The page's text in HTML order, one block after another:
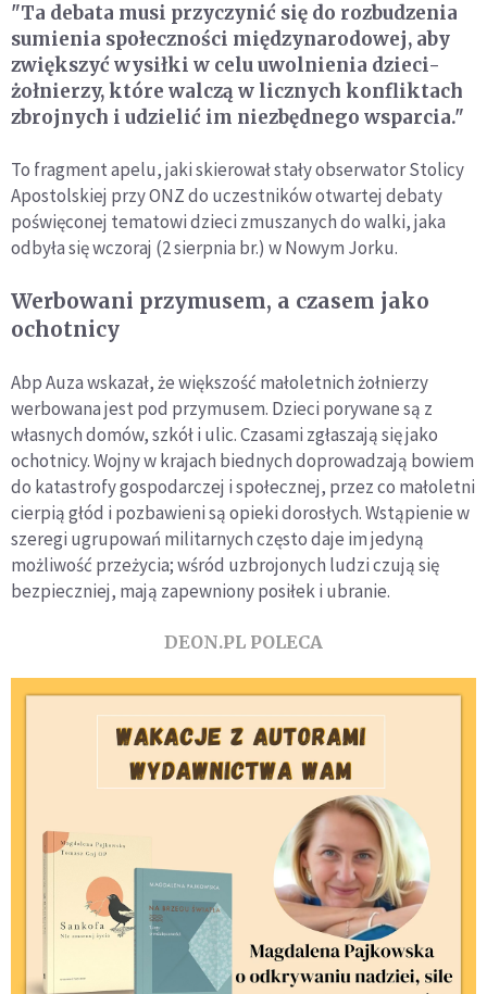
"Ta debata musi przyczynić się do rozbudzenia
sumienia społeczności międzynarodowej, aby
zwiększyć wysiłki w celu uwolnienia dzieci-
żołnierzy, które walczą w licznych konfliktach
zbrojnych i udzielić im niezbędnego wsparcia."
To fragment apelu, jaki skierował stały obserwator Stolicy
Apostolskiej przy ONZ do uczestników otwartej debaty
poświęconej tematowi dzieci zmuszanych do walki, jaka
odbyła się wczoraj (2 sierpnia br.) w Nowym Jorku.
Werbowani przymusem, a czasem jako
ochotnicy
Abp Auza wskazał, że większość małoletnich żołnierzy
werbowana jest pod przymusem. Dzieci porywane są z
własnych domów, szkół i ulic. Czasami zgłaszają się jako
ochotnicy. Wojny w krajach biednych doprowadzają bowiem
do katastrofy gospodarczej i społecznej, przez co małoletni
cierpią głód i pozbawieni są opieki dorosłych. Wstąpienie w
szeregi ugrupowań militarnych często daje im jedyną
możliwość przeżycia; wśród uzbrojonych ludzi czują się
bezpieczniej, mają zapewniony posiłek i ubranie.
DEON.PL POLECA